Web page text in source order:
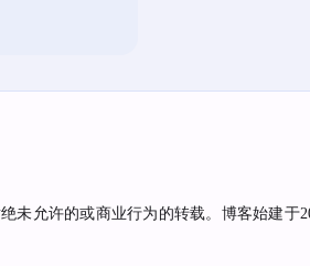
允许的或商业行为的转载。博客始建于